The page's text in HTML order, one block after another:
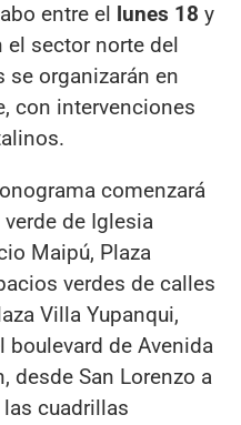
entre el lunes 18 y
el sector norte del
se organizarán en
con intervenciones
comenzará
de Iglesia
Maipú, Plaza
verdes de calles
Villa Yupanqui,
boulevard de Avenida
desde San Lorenzo a
cuadrillas